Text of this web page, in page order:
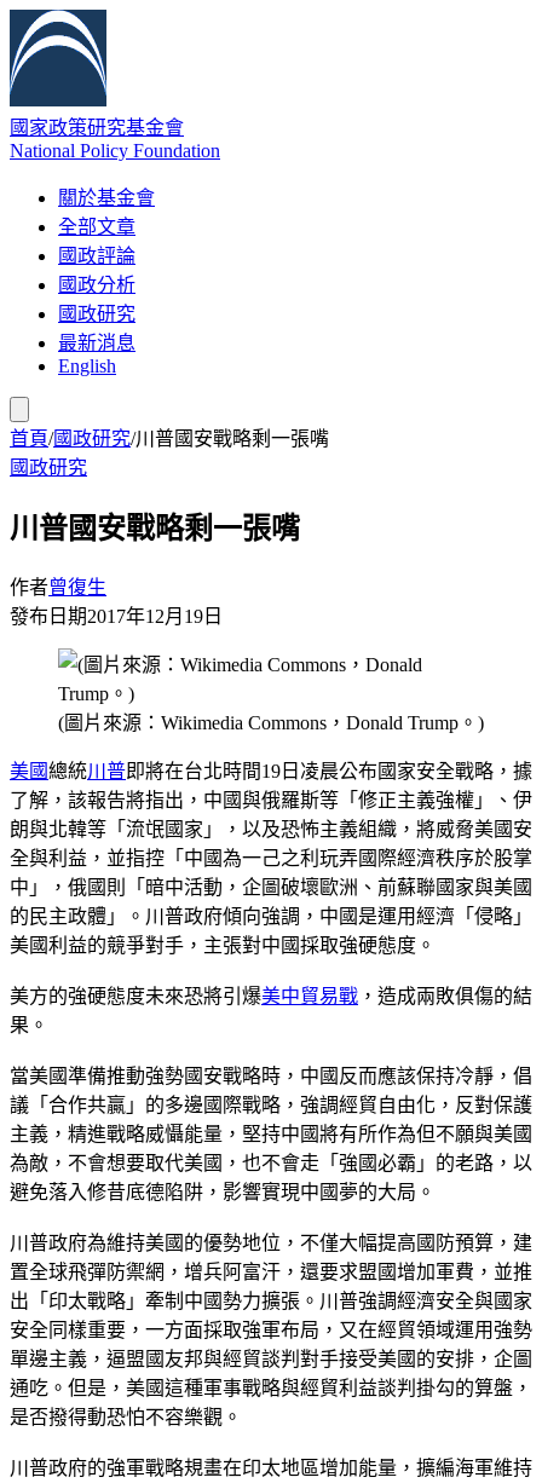
國家政策研究基金會
National Policy Foundation
關於基金會
全部文章
國政評論
國政分析
國政研究
最新消息
English
首頁/國政研究/川普國安戰略剩一張嘴
國政研究
川普國安戰略剩一張嘴
作者曾復生
發布日期2017年12月19日
(圖片來源：Wikimedia Commons，Donald Trump。)
美國總統川普即將在台北時間19日凌晨公布國家安全戰略，據
了解，該報告將指出，中國與俄羅斯等「修正主義強權」、伊
朗與北韓等「流氓國家」，以及恐怖主義組織，將威脅美國安
全與利益，並指控「中國為一己之利玩弄國際經濟秩序於股掌
中」，俄國則「暗中活動，企圖破壞歐洲、前蘇聯國家與美國
的民主政體」。川普政府傾向強調，中國是運用經濟「侵略」
美國利益的競爭對手，主張對中國採取強硬態度。
美方的強硬態度未來恐將引爆美中貿易戰 ，造成兩敗俱傷的結
果。
當美國準備推動強勢國安戰略時，中國反而應該保持冷靜，倡
議「合作共贏」的多邊國際戰略，強調經貿自由化，反對保護
主義，精進戰略威懾能量，堅持中國將有所作為但不願與美國
為敵，不會想要取代美國，也不會走「強國必霸」的老路，以
避免落入修昔底德陷阱，影響實現中國夢的大局。
川普政府為維持美國的優勢地位，不僅大幅提高國防預算，建
置全球飛彈防禦網，增兵阿富汗，還要求盟國增加軍費，並推
出「印太戰略」牽制中國勢力擴張。川普強調經濟安全與國家
安全同樣重要，一方面採取強軍布局，又在經貿領域運用強勢
單邊主義，逼盟國友邦與經貿談判對手接受美國的安排，企圖
通吃。但是，美國這種軍事戰略與經貿利益談判掛勾的算盤，
是否撥得動恐怕不容樂觀。
川普政府的強軍戰略規畫在印太地區增加能量，擴編海軍維持